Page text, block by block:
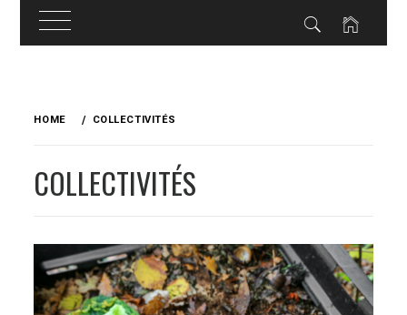
HOME COLLECTIVITÉS
COLLECTIVITÉS